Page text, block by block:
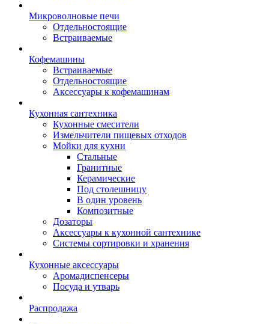
Микроволновые печи
Отдельностоящие
Встраиваемые
Кофемашины
Встраиваемые
Отдельностоящие
Аксессуары к кофемашинам
Кухонная сантехника
Кухонные смесители
Измельчители пищевых отходов
Мойки для кухни
Стальные
Гранитные
Керамические
Под столешницу
В один уровень
Композитные
Дозаторы
Аксессуары к кухонной сантехнике
Системы сортировки и хранения
Кухонные аксессуары
Аромадиспенсеры
Посуда и утварь
Распродажа